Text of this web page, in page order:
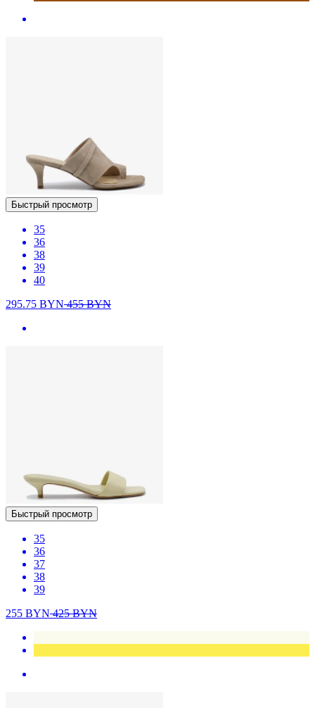
Быстрый просмотр
35
36
38
39
40
295.75 BYN455BYN
Быстрый просмотр
35
36
37
38
39
255 BYN425BYN